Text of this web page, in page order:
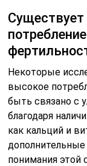
Некоторые
высокое
быть связано с
благодаря
как кальций и
дополнительные
понимания этой